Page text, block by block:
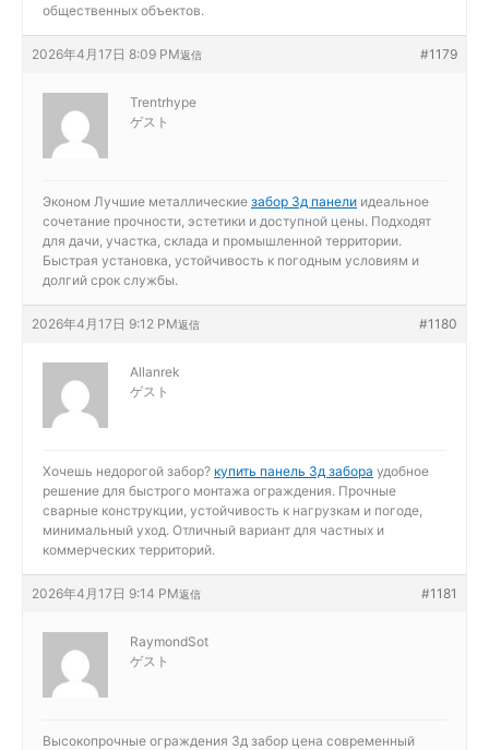
общественных объектов.
2026年4月17日 8:09 PM #1179
返信
Trentrhype
ゲスト
Эконом Лучшие металлические забор 3д панели идеальное
сочетание прочности, эстетики и доступной цены. Подходят
для дачи, участка, склада и промышленной территории.
Быстрая установка, устойчивость к погодным условиям и
долгий срок службы.
2026年4月17日 9:12 PM #1180
返信
Allanrek
ゲスト
Хочешь недорогой забор? купить панель 3д забора удобное
решение для быстрого монтажа ограждения. Прочные
сварные конструкции, устойчивость к нагрузкам и погоде,
минимальный уход. Отличный вариант для частных и
коммерческих территорий.
2026年4月17日 9:14 PM #1181
返信
RaymondSot
ゲスト
Высокопрочные ограждения 3д забор цена современный